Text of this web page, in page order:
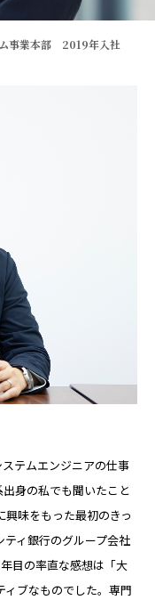
事業本部 2019年入社
テムエンジニアの仕事
身の私でも聞いたこと
味をもった最初のきっ
ィ銀行のグループ会社
目の率直な感想は「大
ブなものでした。専門